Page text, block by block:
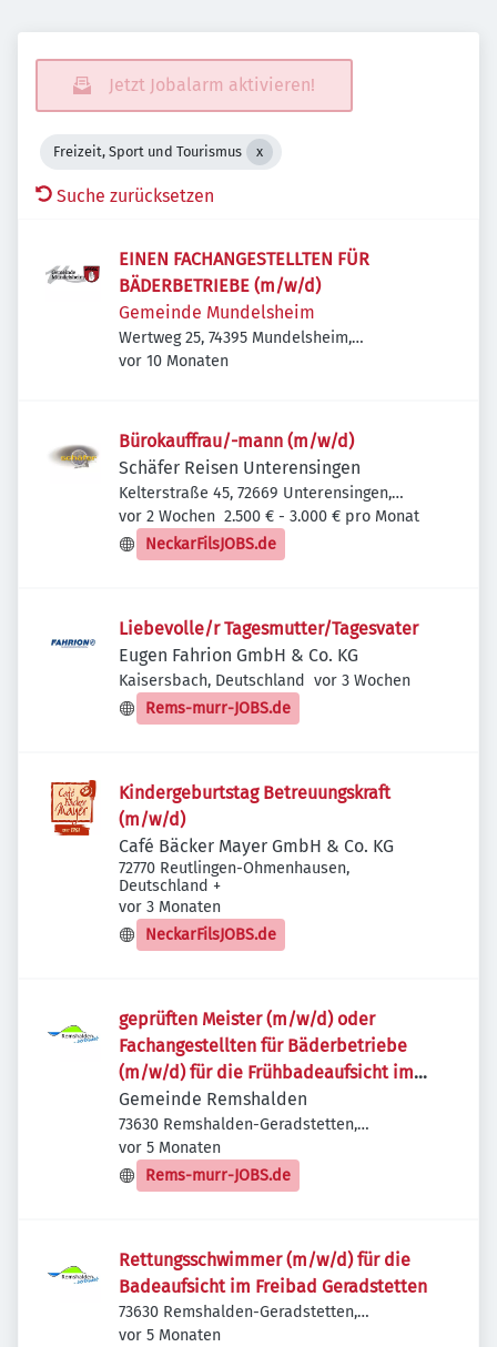
Jetzt Jobalarm aktivieren!
Freizeit, Sport und Tourismus
Suche zurücksetzen
EINEN FACHANGESTELLTEN FÜR
BÄDERBETRIEBE (m/w/d)
Gemeinde Mundelsheim
Wertweg 25, 74395 Mundelsheim,
Deutschland
Veröffentlicht:
vor 10 Monaten
Bürokauffrau/-mann (m/w/d)
Schäfer Reisen Unterensingen
Kelterstraße 45, 72669 Unterensingen,
Deutschland
Veröffentlicht
vor 2 Wochen 2.500 € - 3.000 € pro Monat
NeckarFilsJOBS.de
Liebevolle/r Tagesmutter/Tagesvater
Eugen Fahrion GmbH & Co. KG
Kaisersbach, Deutschland Veröffentlicht
vor 3 Wochen
Rems-murr-JOBS.de
Kindergeburtstag Betreuungskraft
(m/w/d)
Café Bäcker Mayer GmbH & Co. KG
72770 Reutlingen-Ohmenhausen,
Deutschland +
Veröffentlicht:
vor 3 Monaten
NeckarFilsJOBS.de
geprüften Meister (m/w/d) oder
Fachangestellten für Bäderbetriebe
(m/w/d) für die Frühbadeaufsicht im
Freibad Geradstetten
Gemeinde Remshalden
73630 Remshalden-Geradstetten,
Deutschland
Veröffentlicht:
vor 5 Monaten
Rems-murr-JOBS.de
Rettungsschwimmer (m/w/d) für die
Badeaufsicht im Freibad Geradstetten
73630 Remshalden-Geradstetten,
Deutschland
Veröffentlicht:
vor 5 Monaten